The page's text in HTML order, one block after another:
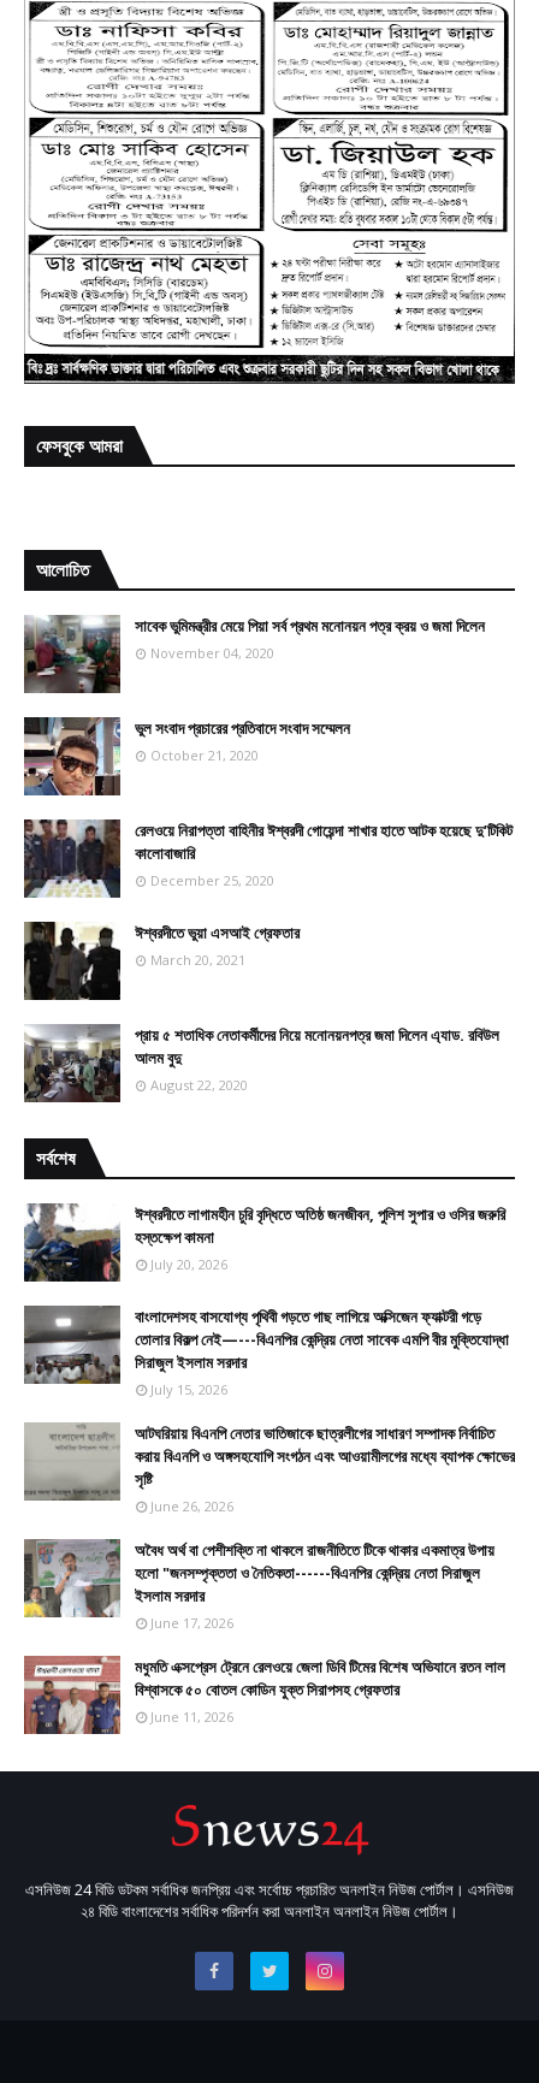
ফেসবুকে আমরা
আলোচিত
সাবেক ভুমিমন্ত্রীর মেয়ে পিয়া সর্ব প্রথম মনোনয়ন পত্র ক্রয় ও জমা দিলেন
November 04, 2020
ভুল সংবাদ প্রচারের প্রতিবাদে সংবাদ সম্মেলন
October 21, 2020
রেলওয়ে নিরাপত্তা বাহিনীর ঈশ্বরদী গোয়েন্দা শাখার হাতে আটক হয়েছে দু’টিকিট
কালোবাজারি
December 25, 2020
ঈশ্বরদীতে ভুয়া এসআই গ্রেফতার
March 20, 2021
প্রায় ৫ শতাধিক নেতাকর্মীদের নিয়ে মনোনয়নপত্র জমা দিলেন এ্যাড. রবিউল
আলম বুদু
August 22, 2020
সর্বশেষ
ঈশ্বরদীতে লাগামহীন চুরি বৃদ্ধিতে অতিষ্ঠ জনজীবন, পুলিশ সুপার ও ওসির জরুরি
হস্তক্ষেপ কামনা
July 20, 2026
বাংলাদেশসহ বাসযোগ্য পৃথিবী গড়তে গাছ লাগিয়ে অক্সিজেন ফ্যাক্টরী গড়ে
তোলার বিকল্প নেই—---বিএনপির কেন্দ্রিয় নেতা সাবেক এমপি বীর মুক্তিযোদ্ধা
সিরাজুল ইসলাম সরদার
July 15, 2026
আটঘরিয়ায় বিএনপি নেতার ভাতিজাকে ছাত্রলীগের সাধারণ সম্পাদক নির্বাচিত
করায় বিএনপি ও অঙ্গসহযোগি সংগঠন এবং আওয়ামীলগের মধ্যে ব্যাপক ক্ষোভের
সৃষ্টি
June 26, 2026
​​অবৈধ অর্থ বা পেশীশক্তি না থাকলে রাজনীতিতে টিকে থাকার একমাত্র উপায়
হলো "জনসম্পৃক্ততা ও নৈতিকতা------বিএনপির কেন্দ্রিয় নেতা সিরাজুল
ইসলাম সরদার
June 17, 2026
মধুমতি এক্সপ্রেস ট্রেনে রেলওয়ে জেলা ডিবি টিমের বিশেষ অভিযানে রতন লাল
বিশ্বাসকে ৫০ বোতল কোডিন যুক্ত সিরাপসহ গ্রেফতার
June 11, 2026
এসনিউজ 24 বিডি ডটকম সর্বাধিক জনপ্রিয় এবং সর্বোচ্চ প্রচারিত অনলাইন নিউজ পোর্টাল। এসনিউজ
২৪ বিডি বাংলাদেশের সর্বাধিক পরিদর্শন করা অনলাইন অনলাইন নিউজ পোর্টাল।